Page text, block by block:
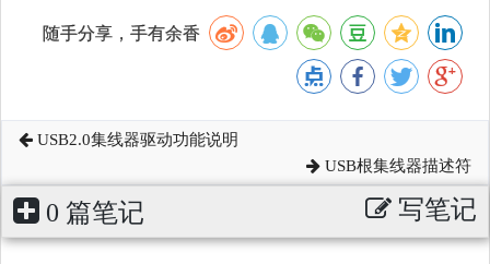
随手分享，手有余香
USB2.0集线器驱动功能说明
USB根集线器描述符
0 篇笔记 写笔记